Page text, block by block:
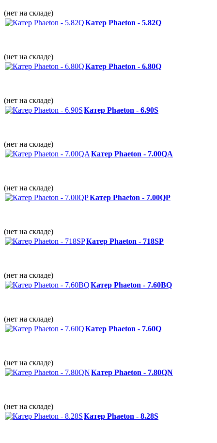
(нет на складе)
Катер Phaeton - 5.82Q
(нет на складе)
Катер Phaeton - 6.80Q
(нет на складе)
Катер Phaeton - 6.90S
(нет на складе)
Катер Phaeton - 7.00QА
(нет на складе)
Катер Phaeton - 7.00QP
(нет на складе)
Катер Phaeton - 718SP
(нет на складе)
Катер Phaeton - 7.60BQ
(нет на складе)
Катер Phaeton - 7.60Q
(нет на складе)
Катер Phaeton - 7.80QN
(нет на складе)
Катер Phaeton - 8.28S